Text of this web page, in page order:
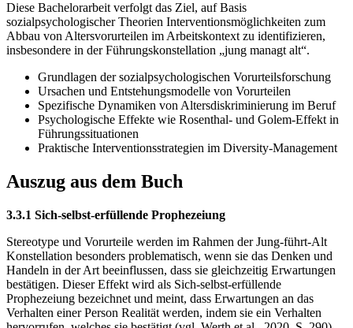
Diese Bachelorarbeit verfolgt das Ziel, auf Basis
sozialpsychologischer Theorien Interventionsmöglichkeiten zum
Abbau von Altersvorurteilen im Arbeitskontext zu identifizieren,
insbesondere in der Führungskonstellation „jung managt alt“.
Grundlagen der sozialpsychologischen Vorurteilsforschung
Ursachen und Entstehungsmodelle von Vorurteilen
Spezifische Dynamiken von Altersdiskriminierung im Beruf
Psychologische Effekte wie Rosenthal- und Golem-Effekt in
Führungssituationen
Praktische Interventionsstrategien im Diversity-Management
Auszug aus dem Buch
3.3.1 Sich-selbst-erfüllende Prophezeiung
Stereotype und Vorurteile werden im Rahmen der Jung-führt-Alt
Konstellation besonders problematisch, wenn sie das Denken und
Handeln in der Art beeinflussen, dass sie gleichzeitig Erwartungen
bestätigen. Dieser Effekt wird als Sich-selbst-erfüllende
Prophezeiung bezeichnet und meint, dass Erwartungen an das
Verhalten einer Person Realität werden, indem sie ein Verhalten